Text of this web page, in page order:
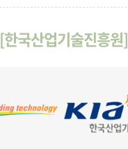
[한국산업기술진흥원]